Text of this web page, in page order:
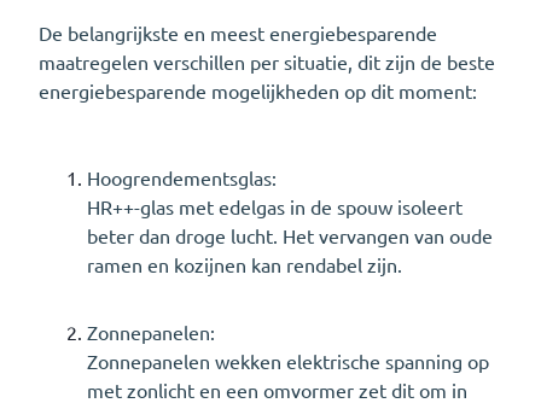
De belangrijkste en meest energiebesparende
maatregelen verschillen per situatie, dit zijn de beste
energiebesparende mogelijkheden op dit moment:
Hoogrendementsglas:
HR++-glas met edelgas in de spouw isoleert
beter dan droge lucht. Het vervangen van oude
ramen en kozijnen kan rendabel zijn.
Zonnepanelen:
Zonnepanelen wekken elektrische spanning op
met zonlicht en een omvormer zet dit om in